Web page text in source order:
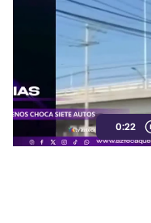
0:22